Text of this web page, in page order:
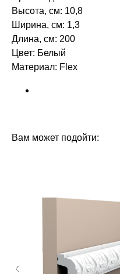
Высота, см: 10,8
Ширина, см: 1,3
Длина, см: 200
Цвет: Белый
Материал: Flex ‎‎
Вам может подойти: